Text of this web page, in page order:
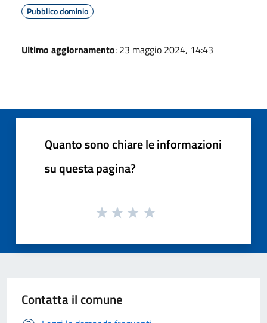
Pubblico dominio
Ultimo aggiornamento: 23 maggio 2024, 14:43
Quanto sono chiare le informazioni
su questa pagina?
Contatta il comune